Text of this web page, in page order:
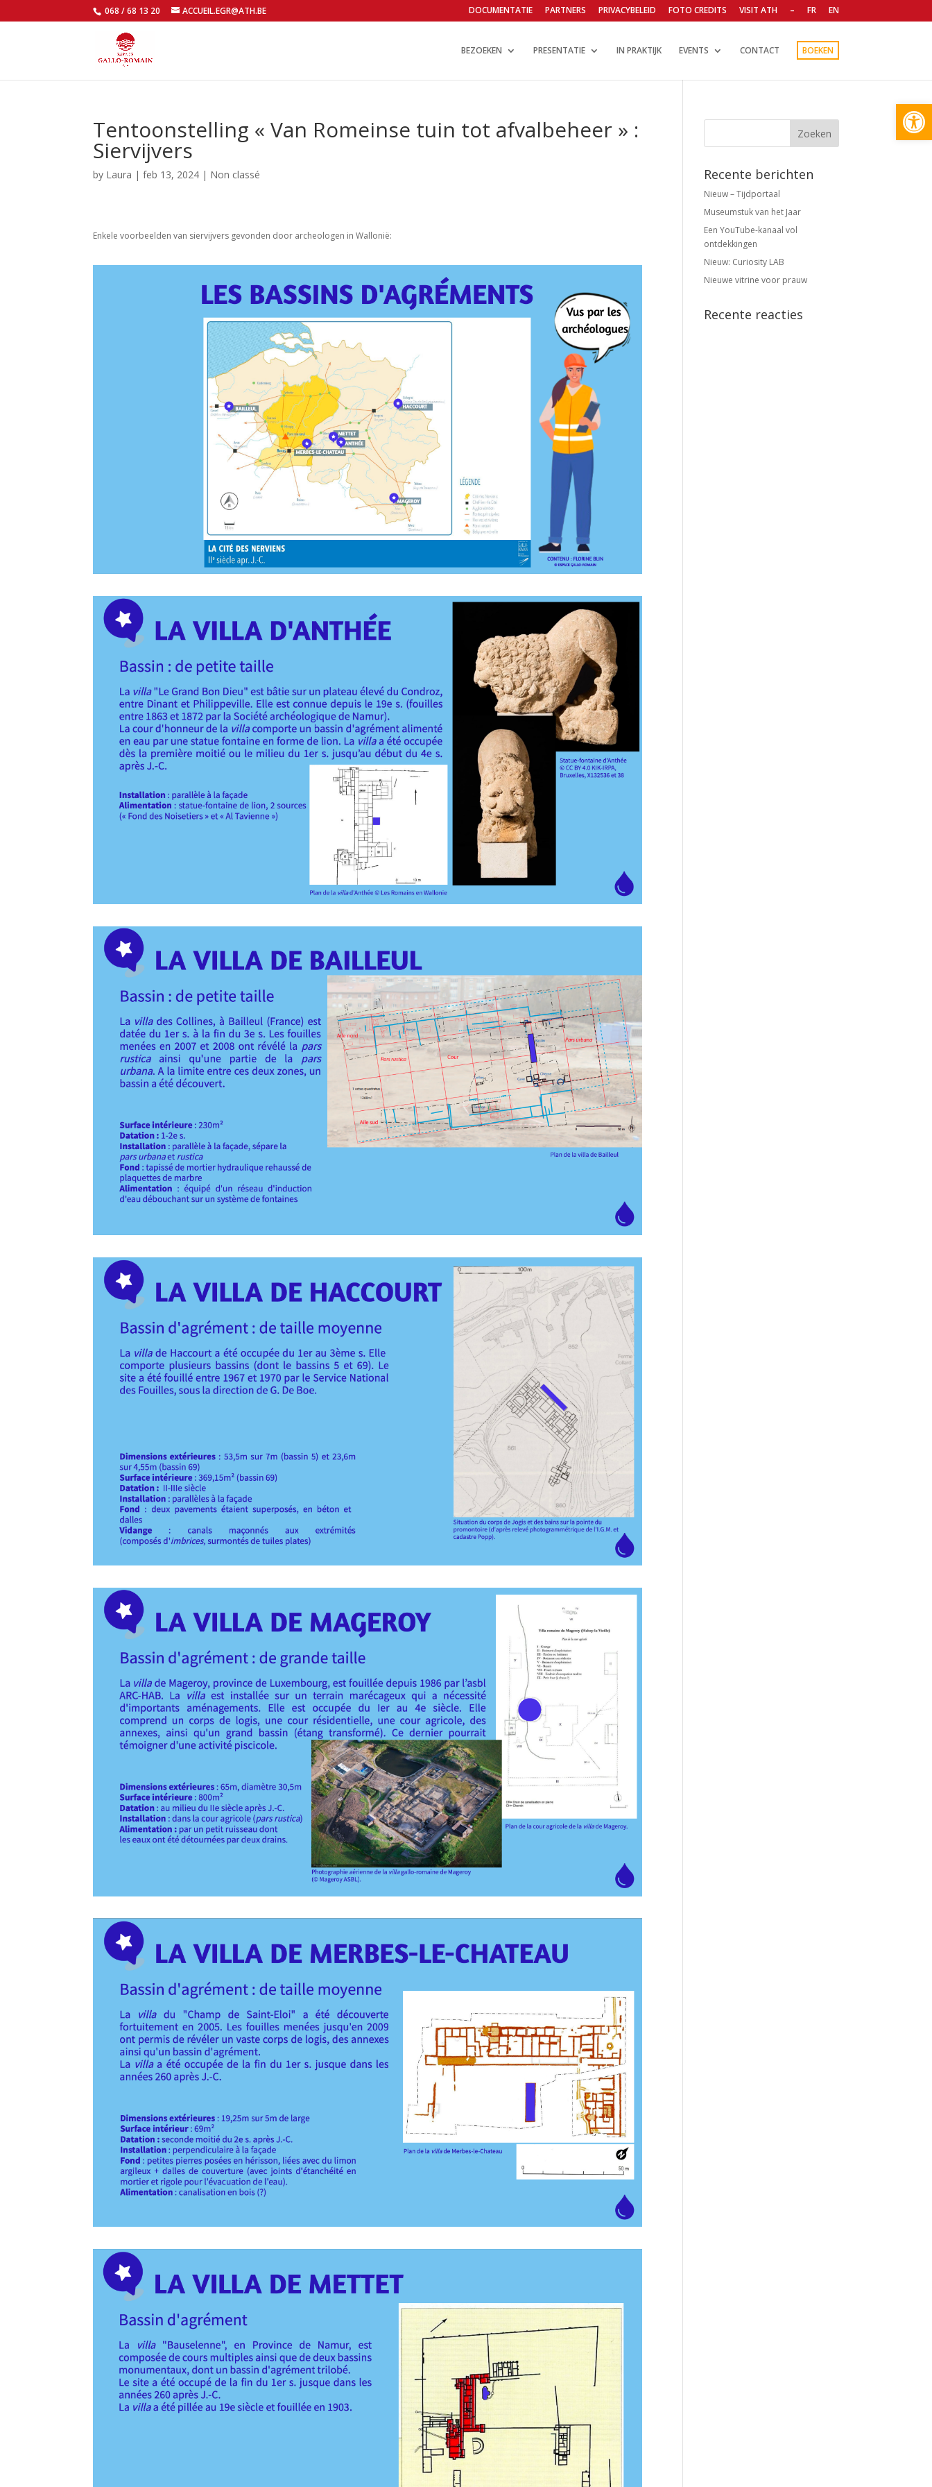
068 / 68 13 20 ACCUEIL.EGR@ATH.BE DOCUMENTATIE PARTNERS PRIVACYBELEID FOTO CREDITS VISIT ATH – FR EN
BEZOEKEN PRESENTATIE IN PRAKTIJK EVENTS CONTACT BOEKEN
Tentoonstelling « Van Romeinse tuin tot afvalbeheer » :
Siervijvers
by Laura |feb 13, 2024 | Non classé
Enkele voorbeelden van siervijvers gevonden door archeologen in Wallonië:
Recente berichten
Nieuw – Tijdportaal
Museumstuk van het Jaar
Een YouTube-kanaal vol
ontdekkingen
Nieuw: Curiosity LAB
Nieuwe vitrine voor prauw
Recente reacties